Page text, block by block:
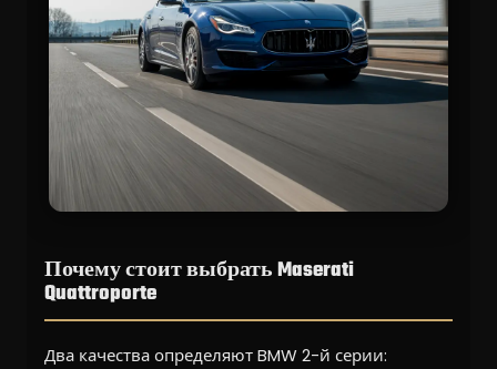
Почему стоит выбрать Maserati
Quattroporte
Два качества определяют BMW 2-й серии: